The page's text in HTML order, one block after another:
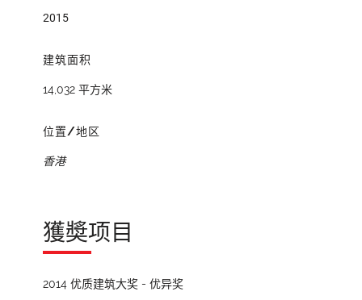
2015
建筑面积
14,032 平方米
位置/地区
香港
獲奬项目
2014 优质建筑大奖 - 优异奖